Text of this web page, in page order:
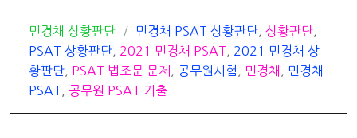
카
테
고
리
민경채 상황판단
태
그
민경채 PSAT 상황판단, 상황판단,
PSAT 상황판단
2021 민경채 PSAT
2021 민경채 상
황판단
PSAT 법조문 문제 공무원시험 민경채
민경채
PSAT
공무원 PSAT 기출